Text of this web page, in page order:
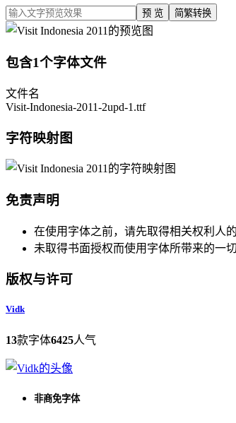
预 览 简繁转换
包含1个字体文件
文件名
Visit-Indonesia-2011-2upd-1.ttf
字符映射图
免责声明
在使用字体之前，请先取得相关权利人
未取得书面授权而使用字体所带来的一
版权与许可
Vidk
13款字体6425人气
非商免字体